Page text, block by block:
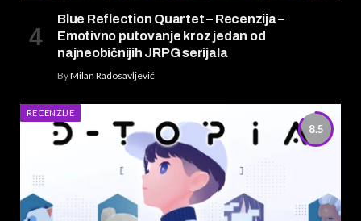
Blue Reflection Quartet – Recenzija –
Emotivno putovanje kroz jedan od
najneobičnijih JRPG serijala
ByMilan Radosavljević
8.5
RECENZIJE